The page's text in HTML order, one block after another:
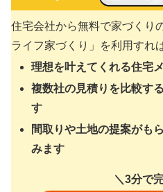
住宅会社から無料で家づくり
ライフ家づくり」を利用すれば
理想を叶えてくれる住宅
複数社の見積りを比較す
す
間取りや土地の提案がも
みます
＼3分で